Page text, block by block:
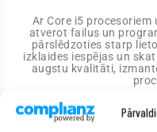
Ar Core i5
atverot failus un
pārslēdzoties starp
izklaides iespējas un
augstu kvalitāti,